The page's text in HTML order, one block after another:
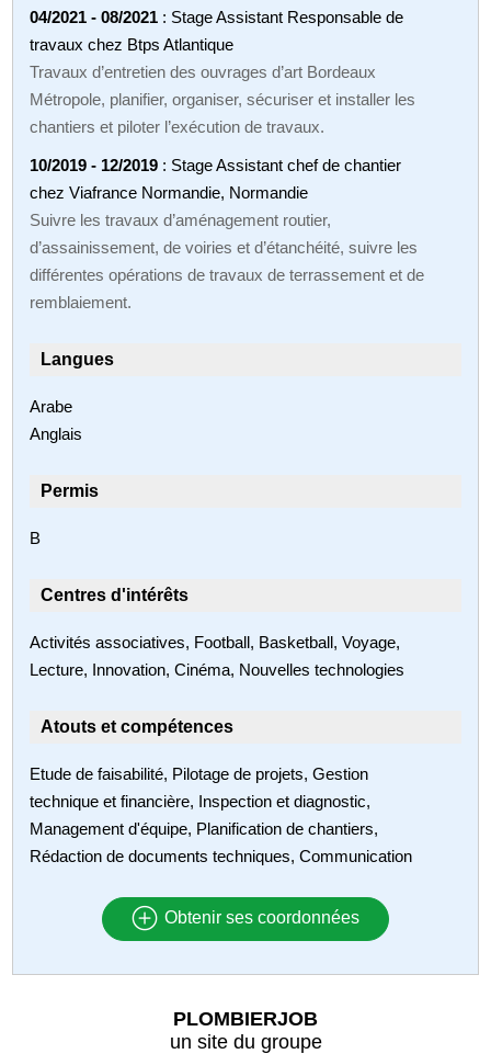
04/2021 - 08/2021 : Stage Assistant Responsable de
travaux chez Btps Atlantique
Travaux d’entretien des ouvrages d’art Bordeaux
Métropole, planifier, organiser, sécuriser et installer les
chantiers et piloter l’exécution de travaux.
10/2019 - 12/2019 : Stage Assistant chef de chantier
chez Viafrance Normandie, Normandie
Suivre les travaux d’aménagement routier,
d’assainissement, de voiries et d’étanchéité, suivre les
différentes opérations de travaux de terrassement et de
remblaiement.
Langues
Arabe
Anglais
Permis
B
Centres d'intérêts
Activités associatives, Football, Basketball, Voyage,
Lecture, Innovation, Cinéma, Nouvelles technologies
Atouts et compétences
Etude de faisabilité, Pilotage de projets, Gestion
technique et financière, Inspection et diagnostic,
Management d'équipe, Planification de chantiers,
Rédaction de documents techniques, Communication
Obtenir ses coordonnées
PLOMBIERJOB
un site du groupe